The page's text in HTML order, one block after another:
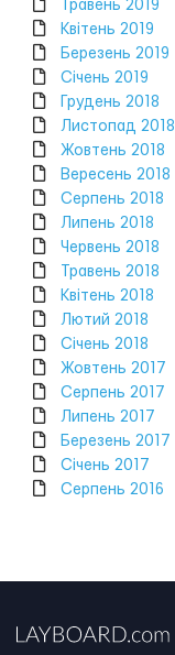
Травень 2019
Квітень 2019
Березень 2019
Січень 2019
Грудень 2018
Листопад 2018
Жовтень 2018
Вересень 2018
Серпень 2018
Липень 2018
Червень 2018
Травень 2018
Квітень 2018
Лютий 2018
Січень 2018
Жовтень 2017
Серпень 2017
Липень 2017
Березень 2017
Січень 2017
Серпень 2016